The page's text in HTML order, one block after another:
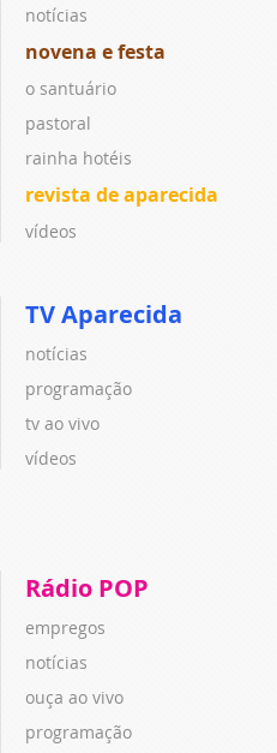
notícias
novena e festa
o santuário
pastoral
rainha hotéis
revista de aparecida
vídeos
TV Aparecida
notícias
programação
tv ao vivo
vídeos
Rádio POP
empregos
notícias
ouça ao vivo
programação